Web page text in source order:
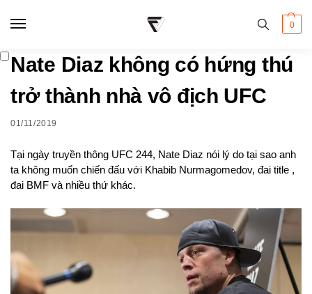
0
Nate Diaz không có hứng thú
trở thành nhà vô địch UFC
01/11/2019
Tại ngày truyền thông UFC 244, Nate Diaz nói lý do tại sao anh
ta không muốn chiến đấu với Khabib Nurmagomedov, đai title ,
đai BMF và nhiều thứ khác.